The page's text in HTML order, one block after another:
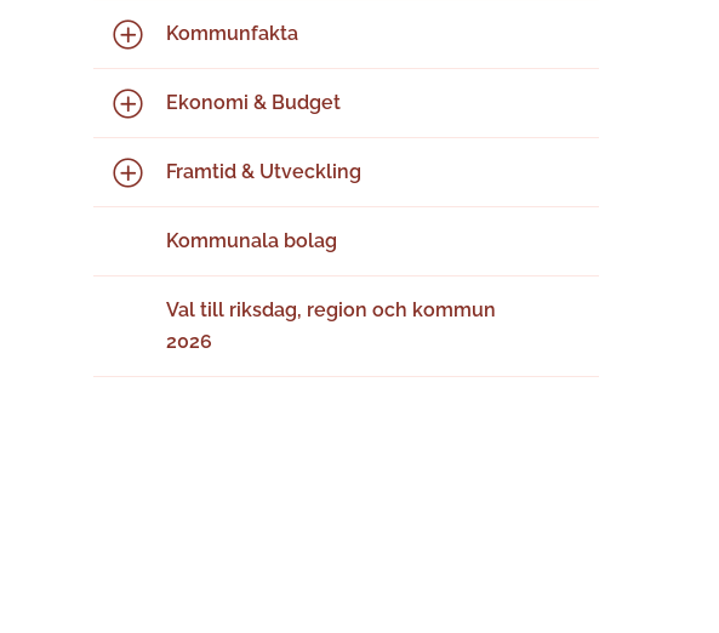
Kommunfakta
Ekonomi & Budget
Framtid & Utveckling
Kommunala bolag
Val till riksdag, region och kommun
2026